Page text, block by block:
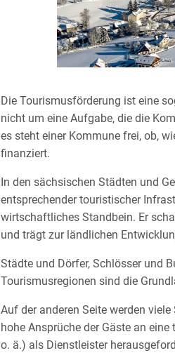
Die Tourismusförderung ist eine
nicht um eine Aufgabe, die die
es steht einer Kommune frei, ob,
finanziert.
In den sächsischen Städten und
entsprechender touristischer
wirtschaftliches Standbein. Er
und trägt zur ländlichen
Städte und Dörfer, Schlösser und
Tourismusregionen sind die
Auf der anderen Seite werden
hohe Ansprüche der Gäste an
o. ä.) als Dienstleister